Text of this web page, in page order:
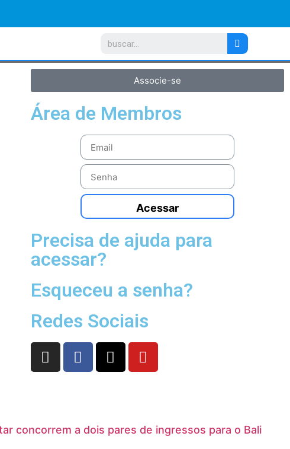
Associe-se
Área de Membros
Acessar
Precisa de ajuda para
acessar?
Esqueceu a senha?
Redes Sociais
concorrem a dois pares de ingressos para o Bali